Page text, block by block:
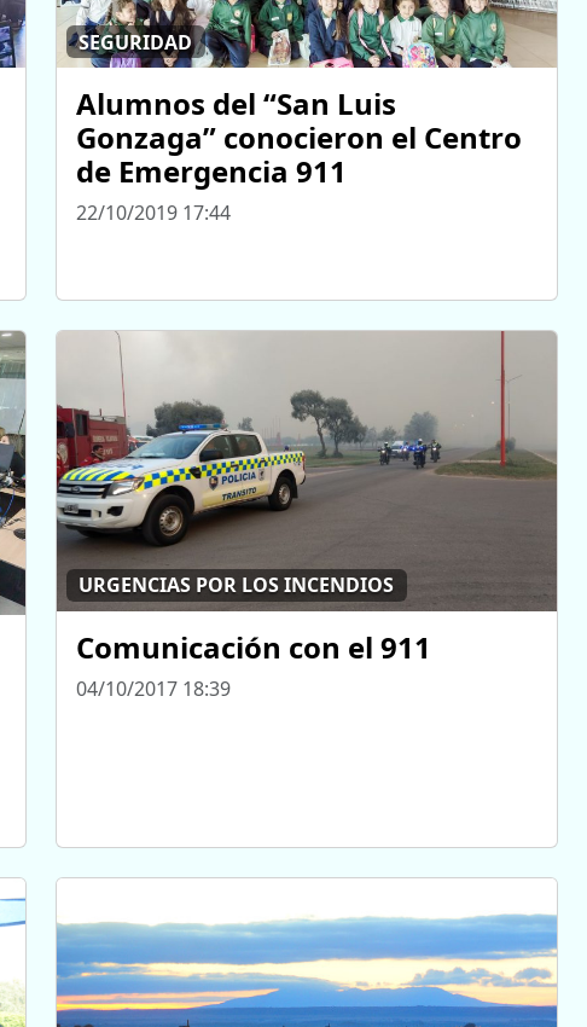
SEGURIDAD
Alumnos del “San Luis
Gonzaga” conocieron el Centro
de Emergencia 911
22/10/2019 17:44
URGENCIAS POR LOS INCENDIOS
Comunicación con el 911
04/10/2017 18:39